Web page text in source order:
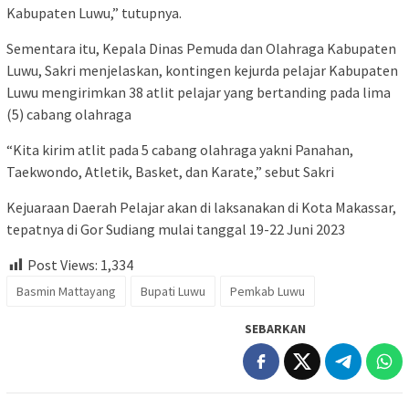
Kabupaten Luwu,” tutupnya.
Sementara itu, Kepala Dinas Pemuda dan Olahraga Kabupaten
Luwu, Sakri menjelaskan, kontingen kejurda pelajar Kabupaten
Luwu mengirimkan 38 atlit pelajar yang bertanding pada lima
(5) cabang olahraga
“Kita kirim atlit pada 5 cabang olahraga yakni Panahan,
Taekwondo, Atletik, Basket, dan Karate,” sebut Sakri
Kejuaraan Daerah Pelajar akan di laksanakan di Kota Makassar,
tepatnya di Gor Sudiang mulai tanggal 19-22 Juni 2023
Post Views: 1,334
Basmin Mattayang Bupati Luwu Pemkab Luwu
SEBARKAN